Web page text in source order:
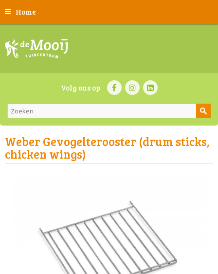
Home
Volg ons op
Weber Gevogelterooster (drum sticks,
chicken wings)